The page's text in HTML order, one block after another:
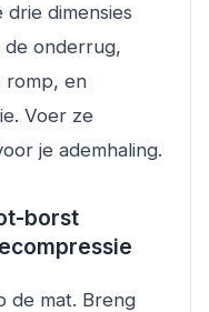
dimensies
de onderrug,
romp, en
Voer ze
je ademhaling.
borst
de mat. Breng